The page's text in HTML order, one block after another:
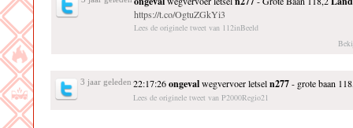
https://t.co/OgtuZGkYi3
Lees de originele tweet van 112inBeeld
3 jaar geleden 22:17:26ongevalwegvervoer letseln277- grote baan
Lees de originele tweet van P2000Regio21